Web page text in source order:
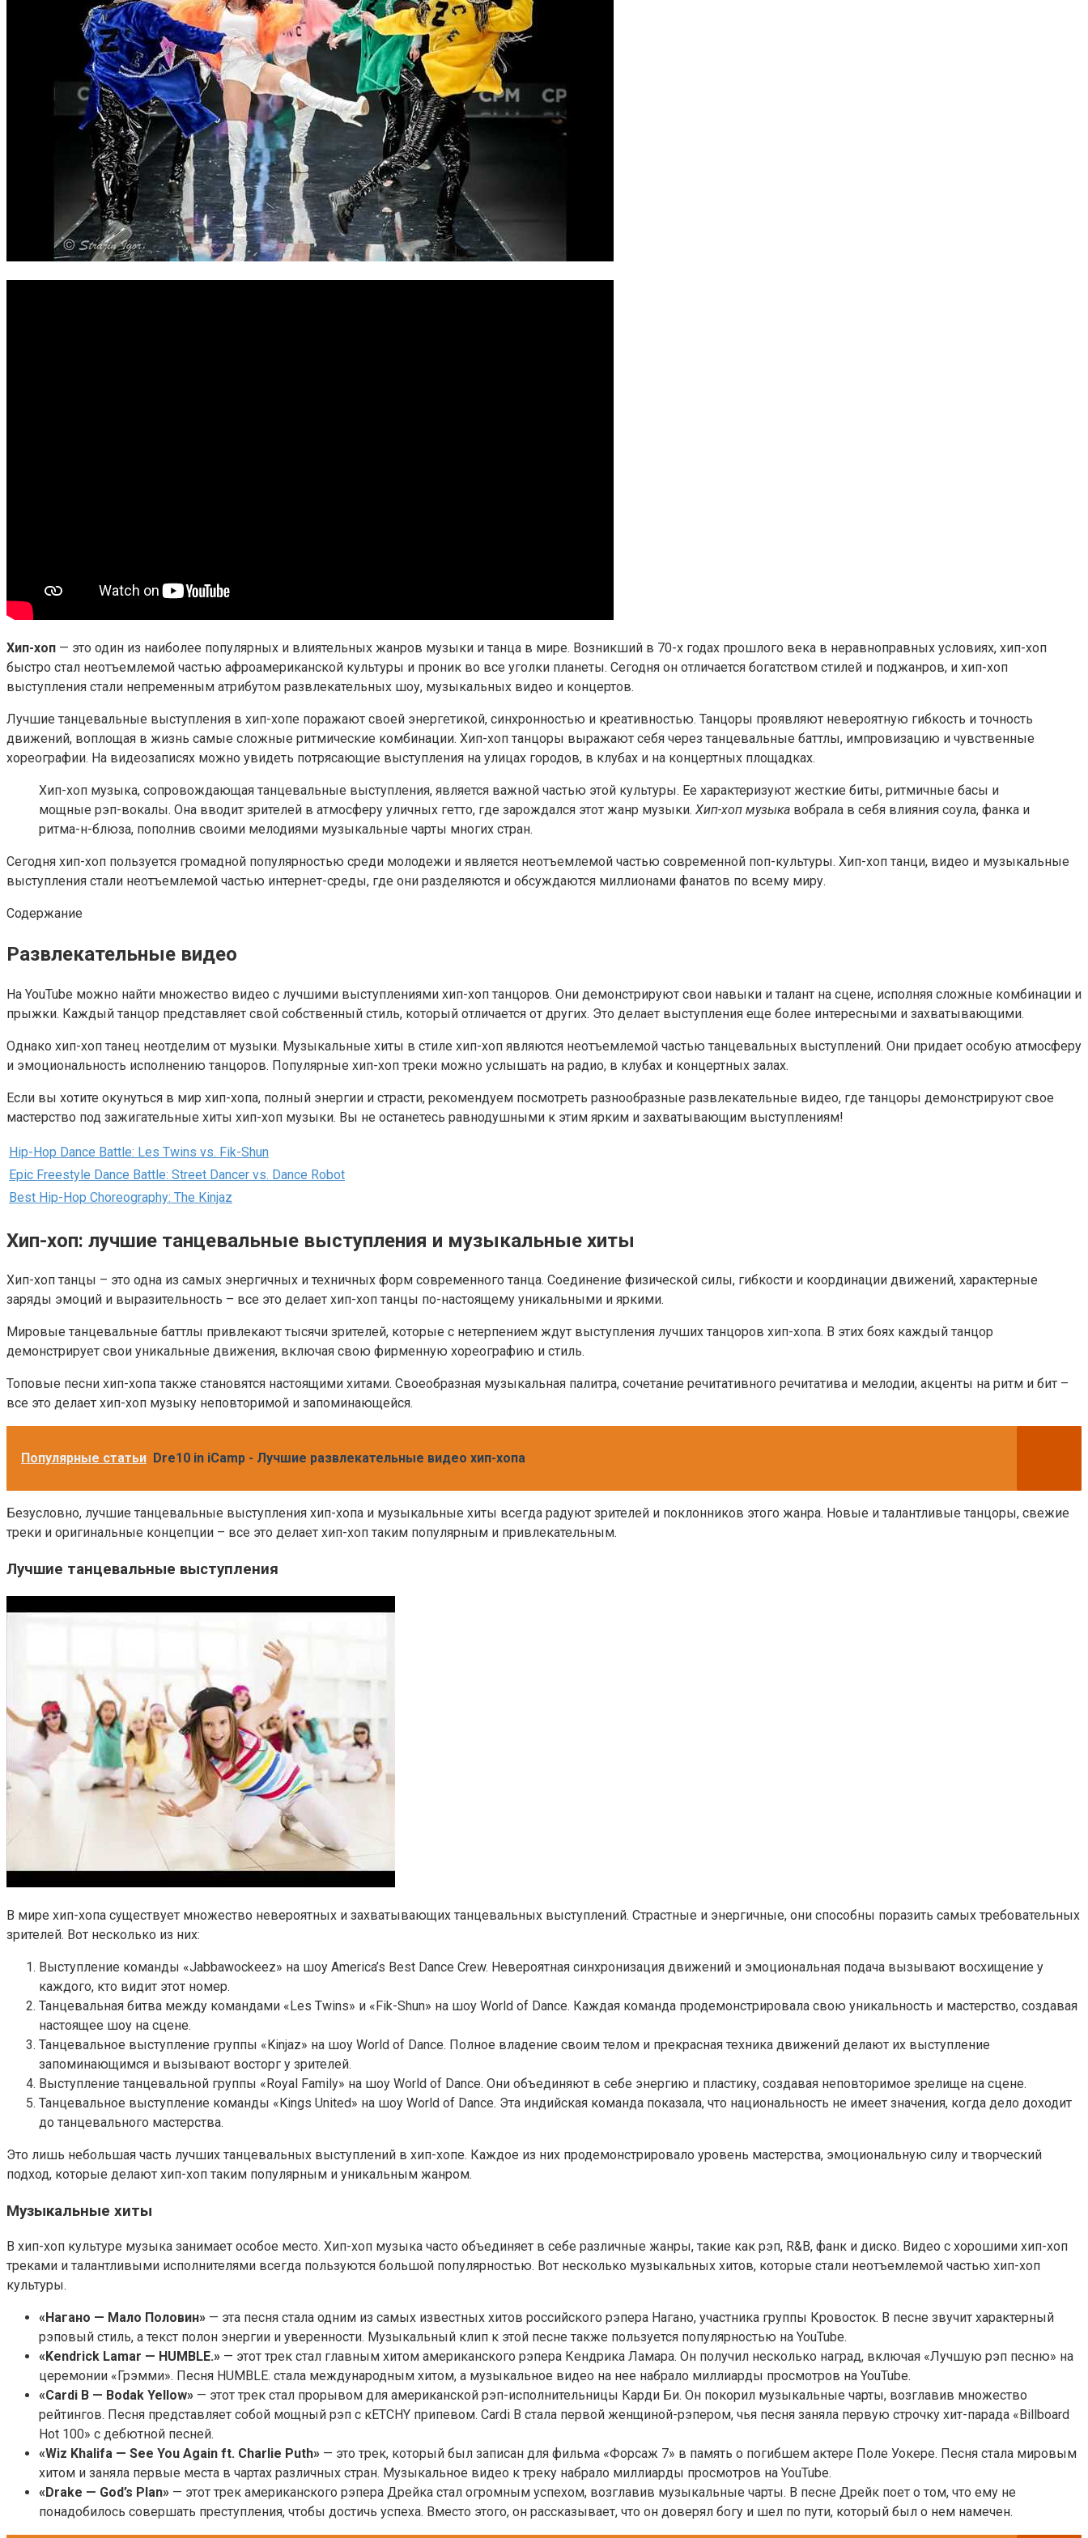
Хип-хоп — это один из наиболее популярных и влиятельных жанров музыки и танца в мире. Возникший в 70-х годах прошлого века в неравноправных условиях, хип-хоп
быстро стал неотъемлемой частью афроамериканской культуры и проник во все уголки планеты. Сегодня он отличается богатством стилей и поджанров, и хип-хоп
выступления стали непременным атрибутом развлекательных шоу, музыкальных видео и концертов.
Лучшие танцевальные выступления в хип-хопе поражают своей энергетикой, синхронностью и креативностью. Танцоры проявляют невероятную гибкость и точность
движений, воплощая в жизнь самые сложные ритмические комбинации. Хип-хоп танцоры выражают себя через танцевальные баттлы, импровизацию и чувственные
хореографии. На видеозаписях можно увидеть потрясающие выступления на улицах городов, в клубах и на концертных площадках.
Хип-хоп музыка, сопровождающая танцевальные выступления, является важной частью этой культуры. Ее характеризуют жесткие биты, ритмичные басы и
мощные рэп-вокалы. Она вводит зрителей в атмосферу уличных гетто, где зарождался этот жанр музыки. Хип-хоп музыка вобрала в себя влияния соула, фанка и
ритма-н-блюза, пополнив своими мелодиями музыкальные чарты многих стран.
Сегодня хип-хоп пользуется громадной популярностью среди молодежи и является неотъемлемой частью современной поп-культуры. Хип-хоп танци, видео и музыкальные
выступления стали неотъемлемой частью интернет-среды, где они разделяются и обсуждаются миллионами фанатов по всему миру.
Содержание
Развлекательные видео
На YouTube можно найти множество видео с лучшими выступлениями хип-хоп танцоров. Они демонстрируют свои навыки и талант на сцене, исполняя сложные комбинации и
прыжки. Каждый танцор представляет свой собственный стиль, который отличается от других. Это делает выступления еще более интересными и захватывающими.
Однако хип-хоп танец неотделим от музыки. Музыкальные хиты в стиле хип-хоп являются неотъемлемой частью танцевальных выступлений. Они придает особую атмосферу
и эмоциональность исполнению танцоров. Популярные хип-хоп треки можно услышать на радио, в клубах и концертных залах.
Если вы хотите окунуться в мир хип-хопа, полный энергии и страсти, рекомендуем посмотреть разнообразные развлекательные видео, где танцоры демонстрируют свое
мастерство под зажигательные хиты хип-хоп музыки. Вы не останетесь равнодушными к этим ярким и захватывающим выступлениям!
Hip-Hop Dance Battle: Les Twins vs. Fik-Shun
Epic Freestyle Dance Battle: Street Dancer vs. Dance Robot
Best Hip-Hop Choreography: The Kinjaz
Хип-хоп: лучшие танцевальные выступления и музыкальные хиты
Хип-хоп танцы – это одна из самых энергичных и техничных форм современного танца. Соединение физической силы, гибкости и координации движений, характерные
заряды эмоций и выразительность – все это делает хип-хоп танцы по-настоящему уникальными и яркими.
Мировые танцевальные баттлы привлекают тысячи зрителей, которые с нетерпением ждут выступления лучших танцоров хип-хопа. В этих боях каждый танцор
демонстрирует свои уникальные движения, включая свою фирменную хореографию и стиль.
Топовые песни хип-хопа также становятся настоящими хитами. Своеобразная музыкальная палитра, сочетание речитативного речитатива и мелодии, акценты на ритм и бит –
все это делает хип-хоп музыку неповторимой и запоминающейся.
Популярные статьи Dre10 in iCamp - Лучшие развлекательные видео хип-хопа
Безусловно, лучшие танцевальные выступления хип-хопа и музыкальные хиты всегда радуют зрителей и поклонников этого жанра. Новые и талантливые танцоры, свежие
треки и оригинальные концепции – все это делает хип-хоп таким популярным и привлекательным.
Лучшие танцевальные выступления
В мире хип-хопа существует множество невероятных и захватывающих танцевальных выступлений. Страстные и энергичные, они способны поразить самых требовательных
зрителей. Вот несколько из них:
Выступление команды «Jabbawockeez» на шоу America’s Best Dance Crew. Невероятная синхронизация движений и эмоциональная подача вызывают восхищение у
каждого, кто видит этот номер.
Танцевальная битва между командами «Les Twins» и «Fik-Shun» на шоу World of Dance. Каждая команда продемонстрировала свою уникальность и мастерство, создавая
настоящее шоу на сцене.
Танцевальное выступление группы «Kinjaz» на шоу World of Dance. Полное владение своим телом и прекрасная техника движений делают их выступление
запоминающимся и вызывают восторг у зрителей.
Выступление танцевальной группы «Royal Family» на шоу World of Dance. Они объединяют в себе энергию и пластику, создавая неповторимое зрелище на сцене.
Танцевальное выступление команды «Kings United» на шоу World of Dance. Эта индийская команда показала, что национальность не имеет значения, когда дело доходит
до танцевального мастерства.
Это лишь небольшая часть лучших танцевальных выступлений в хип-хопе. Каждое из них продемонстрировало уровень мастерства, эмоциональную силу и творческий
подход, которые делают хип-хоп таким популярным и уникальным жанром.
Музыкальные хиты
В хип-хоп культуре музыка занимает особое место. Хип-хоп музыка часто объединяет в себе различные жанры, такие как рэп, R&B, фанк и диско. Видео с хорошими хип-хоп
треками и талантливыми исполнителями всегда пользуются большой популярностью. Вот несколько музыкальных хитов, которые стали неотъемлемой частью хип-хоп
культуры.
«Нагано — Мало Половин» — эта песня стала одним из самых известных хитов российского рэпера Нагано, участника группы Кровосток. В песне звучит характерный
рэповый стиль, а текст полон энергии и уверенности. Музыкальный клип к этой песне также пользуется популярностью на YouTube.
«Kendrick Lamar — HUMBLE.» — этот трек стал главным хитом американского рэпера Кендрика Ламара. Он получил несколько наград, включая «Лучшую рэп песню» на
церемонии «Грэмми». Песня HUMBLE. стала международным хитом, а музыкальное видео на нее набрало миллиарды просмотров на YouTube.
«Cardi B — Bodak Yellow» — этот трек стал прорывом для американской рэп-исполнительницы Карди Би. Он покорил музыкальные чарты, возглавив множество
рейтингов. Песня представляет собой мощный рэп с кETCHY припевом. Cardi B стала первой женщиной-рэпером, чья песня заняла первую строчку хит-парада «Billboard
Hot 100» с дебютной песней.
«Wiz Khalifa — See You Again ft. Charlie Puth» — это трек, который был записан для фильма «Форсаж 7» в память о погибшем актере Поле Уокере. Песня стала мировым
хитом и заняла первые места в чартах различных стран. Музыкальное видео к треку набрало миллиарды просмотров на YouTube.
«Drake — God’s Plan» — этот трек американского рэпера Дрейка стал огромным успехом, возглавив музыкальные чарты. В песне Дрейк поет о том, что ему не
понадобилось совершать преступления, чтобы достичь успеха. Вместо этого, он рассказывает, что он доверял богу и шел по пути, который был о нем намечен.